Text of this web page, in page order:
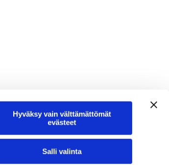
Hyväksy vain välttämättömät
evästeet
Salli valinta